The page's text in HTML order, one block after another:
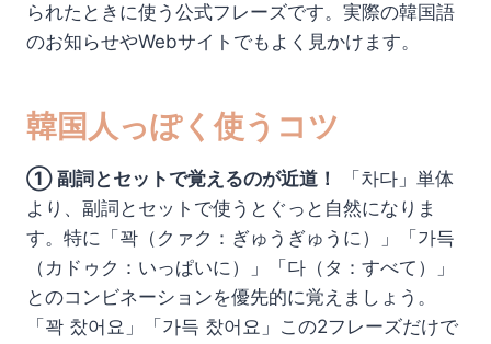
られたときに使う公式フレーズです。実際の韓国語
のお知らせやWebサイトでもよく見かけます。
韓国人っぽく使うコツ
① 副詞とセットで覚えるのが近道！
「차다」単体
より、副詞とセットで使うとぐっと自然になりま
す。特に「꽉（クァク：ぎゅうぎゅうに）」「가득
（カドゥク：いっぱいに）」「다（タ：すべて）」
とのコンビネーションを優先的に覚えましょう。
「꽉 찼어요」「가득 찼어요」この2フレーズだけで